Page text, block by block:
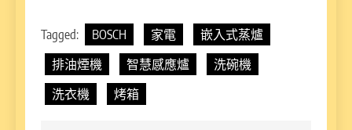
Tagged: BOSCH 家電
嵌入式蒸爐
排油煙機
智慧感應爐
洗碗機
洗衣機
烤箱